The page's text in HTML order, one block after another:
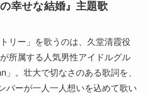
幸せな結婚』主題歌
リー」を歌うのは、久堂清霞役
所属する人気男性アイドルグル
」。壮大で切なさのある歌詞を、
バーが一人一人想いを込めて歌い